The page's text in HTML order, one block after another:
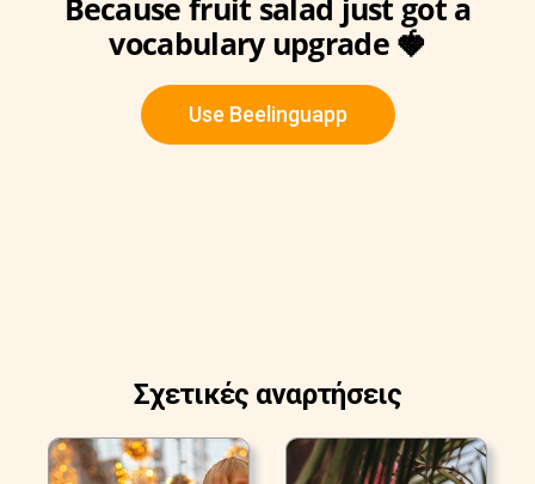
Because fruit salad just got a
vocabulary upgrade 🍓
Use Beelinguapp
Σχετικές αναρτήσεις